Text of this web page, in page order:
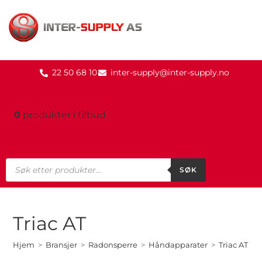
22 50 68 10 inter-supply@inter-supply.no
0 produkter i tilbud
SØK
Triac AT
Hjem > Bransjer > Radonsperre > Håndapparater > Triac AT